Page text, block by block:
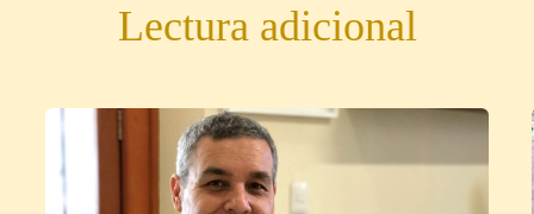
Lectura adicional